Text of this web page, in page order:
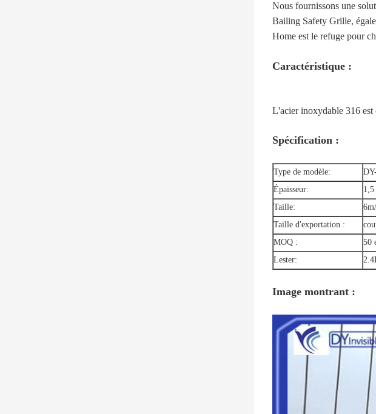
Nous fournissons une
Bailing Safety Grille,
Home est le refuge pour
Caractéristique :
L'acier inoxydable 316 est
Spécification :
Type de modèle:
Épaisseur:
Taille:
Taille d'exportation :
MOQ :
50
Lester:
Image montrant :